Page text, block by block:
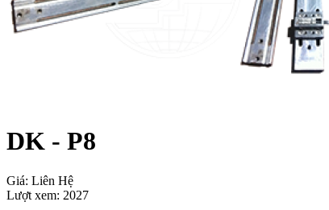
DK - P8
Giá: Liên Hệ
Lượt xem: 2027